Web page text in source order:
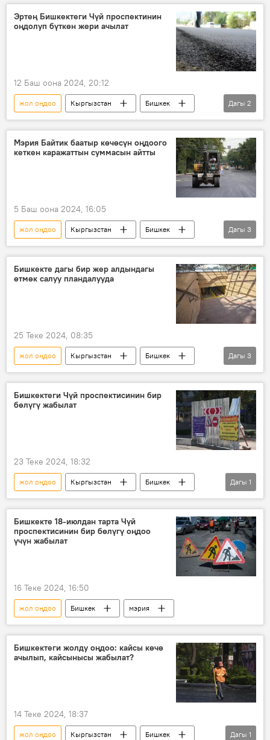
кемчилик
Эртең Бишкектеги Чүй проспектинин
оңдолуп бүткөн жери ачылат
12 Баш оона 2024, 20:12
жол оңдоо Кыргызстан
Бишкек
мэрия
Чүй проспектиси
Дагы 2
Мэрия Байтик баатыр көчөсүн оңдоого
кеткен каражаттын суммасын айтты
5 Баш оона 2024, 16:05
жол оңдоо Кыргызстан
Бишкек
жол
Экономика каражат
Дагы 3
Бишкекте дагы бир жер алдындагы
өтмөк салуу пландалууда
25 Теке 2024, 08:35
жол оңдоо Кыргызстан
Бишкек
өтмөк
мэрия курулуш
Дагы 3
Бишкектеги Чүй проспектисинин бир
бөлүгү жабылат
23 Теке 2024, 18:32
жол оңдоо Кыргызстан
Бишкек
Султан Ибраимов
Дагы 1
Бишкекте 18-июлдан тарта Чүй
проспектисинин бир бөлүгү оңдоо
үчүн жабылат
16 Теке 2024, 16:50
жол оңдоо Бишкек мэрия
Бишкектеги жолду оңдоо: кайсы көчө
ачылып, кайсынысы жабылат?
14 Теке 2024, 18:37
жол оңдоо Кыргызстан
Бишкек
Дагы 1